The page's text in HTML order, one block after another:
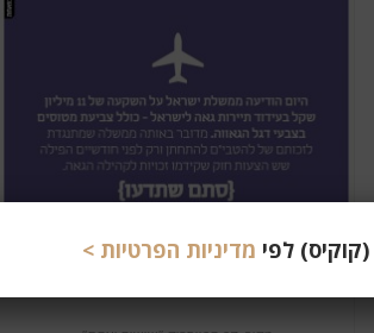
לפי מדיניות הפרטיות >